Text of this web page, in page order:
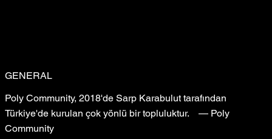
GENERAL
Poly Community, 2018'de Sarp Karabulut tarafından
Türkiye'de kurulan çok yönlü bir topluluktur. — Poly
Community